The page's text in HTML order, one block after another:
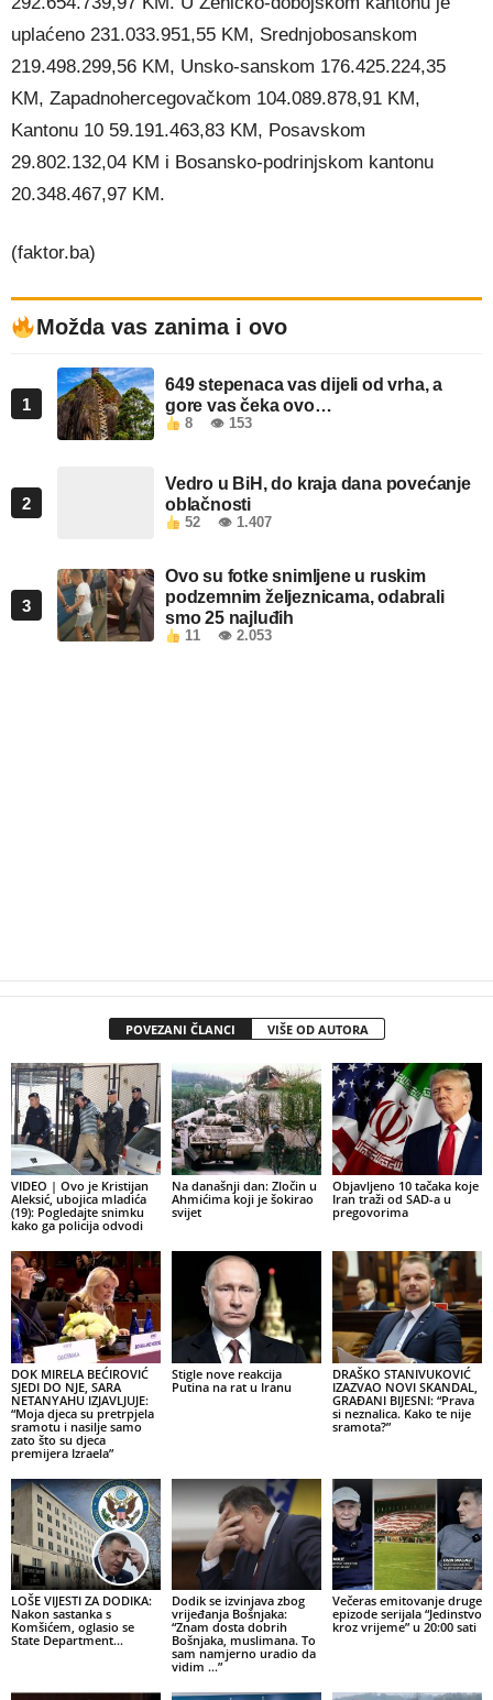
uplaćeno 231.033.951,55 KM, Srednjobosanskom
219.498.299,56 KM, Unsko-sanskom 176.425.224,35
KM, Zapadnohercegovačkom 104.089.878,91 KM,
Kantonu 10 59.191.463,83 KM, Posavskom
29.802.132,04 KM i Bosansko-podrinjskom kantonu
20.348.467,97 KM.
(faktor.ba)
Možda vas zanima i ovo
1
649 stepenaca vas dijeli od vrha, a
gore vas čeka ovo…
8 👁 153
2
Vedro u BiH, do kraja dana povećanje
oblačnosti
52 👁 1.407
3
Ovo su fotke snimljene u ruskim
podzemnim željeznicama, odabrali
smo 25 najluđih
11 👁 2.053
POVEZANI ČLANCI VIŠE OD AUTORA
VIDEO | Ovo je Kristijan
Aleksić, ubojica mladića
(19): Pogledajte snimku
kako ga policija odvodi
Na današnji dan: Zločin u
Ahmićima koji je šokirao
svijet
Objavljeno 10 tačaka koje
Iran traži od SAD-a u
pregovorima
DOK MIRELA BEĆIROVIĆ
SJEDI DO NJE, SARA
NETANYAHU IZJAVLJUJE:
“Moja djeca su pretrpjela
sramotu i nasilje samo
zato što su djeca
premijera Izraela”
Stigle nove reakcija
Putina na rat u Iranu
DRAŠKO STANIVUKOVIĆ
IZAZVAO NOVI SKANDAL,
GRAĐANI BIJESNI: “Prava
si neznalica. Kako te nije
sramota?”
LOŠE VIJESTI ZA DODIKA:
Nakon sastanka s
Komšićem, oglasio se
State Department…
Dodik se izvinjava zbog
vrijeđanja Bošnjaka:
“Znam dosta dobrih
Bošnjaka, muslimana. To
sam namjerno uradio da
vidim …”
Večeras emitovanje druge
epizode serijala “Jedinstvo
kroz vrijeme” u 20:00 sati